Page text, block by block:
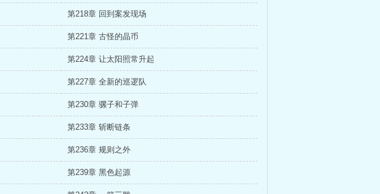
第218章 回到案发现场
第221章 古怪的晶币
第224章 让太阳照常升起
第227章 全新的巡逻队
第230章 骡子和子弹
第233章 斩断链条
第236章 规则之外
第239章 黑色起源